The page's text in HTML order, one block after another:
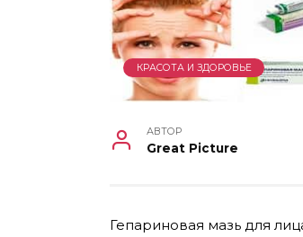
КРАСОТА И ЗДОРОВЬЕ
АВТОР
Great Picture
Гепариновая мазь для